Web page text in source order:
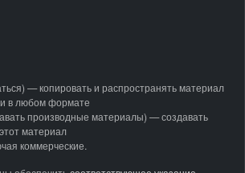
— копировать и распространять материал
в любом формате
производные материалы) — создавать
материал
коммерческие.